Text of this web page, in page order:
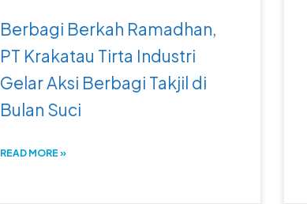
Berbagi Berkah Ramadhan,
PT Krakatau Tirta Industri
Gelar Aksi Berbagi Takjil di
Bulan Suci
READ MORE »